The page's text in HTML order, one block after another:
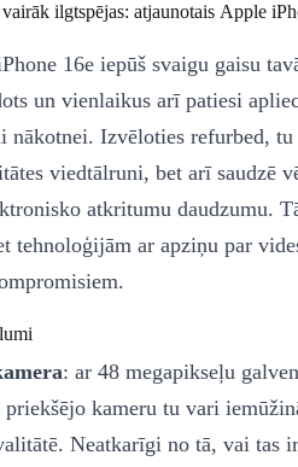
ilgtspējas: atjaunotais Apple
16e iepūš svaigu gaisu
un vienlaikus arī patiesi
nākotnei. Izvēloties refurbed,
viedtālruni, bet arī saudzē
atkritumu daudzumu.
tehnoloģijām ar apziņu par
: ar 48 megapikseļu
priekšējo kameru tu vari
Neatkarīgi no tā, vai tas